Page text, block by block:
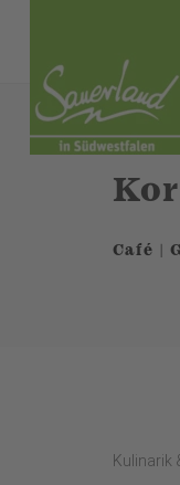
Café |
Kulinarik